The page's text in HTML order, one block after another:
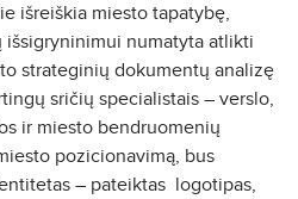
išreiškia miesto tapatybę,
numatyta atlikti
strateginių dokumentų analizę
sričių specialistais – verslo,
ir miesto bendruomenių
pozicionavimą, bus
– pateiktas logotipas,